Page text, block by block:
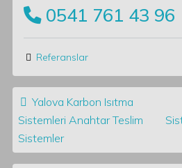
0541 761 43 96
Referanslar
Post navigation
Yalova Karbon Isıtma
Sistemleri Anahtar Teslim
Sistemler